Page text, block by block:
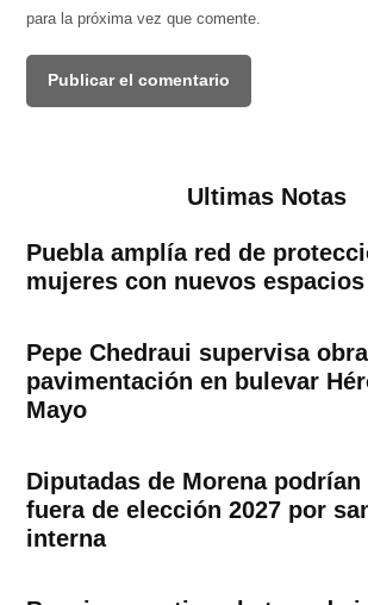
para la próxima vez que comente.
Ultimas Notas
Puebla amplía red de
mujeres con nuevos
Pepe Chedraui supervisa
pavimentación en bulevar
Mayo
Diputadas de Morena podrían
fuera de elección 2027 por
interna